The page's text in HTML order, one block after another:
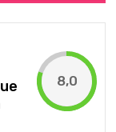
8,0